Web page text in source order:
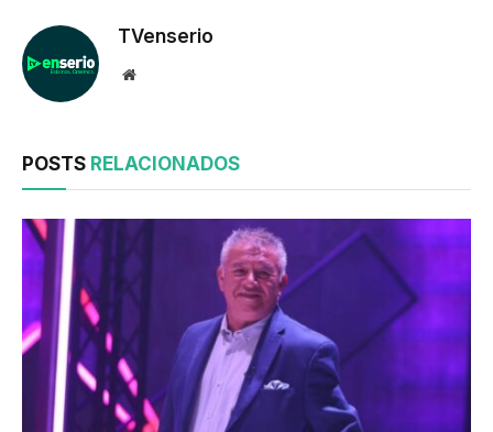
TVenserio
Website
POSTS RELACIONADOS